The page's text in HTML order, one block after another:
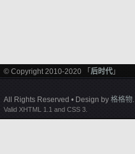
© Copyright 2010-2020 「 后时代 」
All Rights Reserved • Design by 格格物.
Valid XHTML 1.1 and CSS 3.